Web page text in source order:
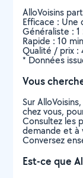
AlloVoisins
Efficace :
Généraliste :
Rapide : 10
Qualité / prix :
* Données
Vous
Sur
chez vous,
Consultez les
demande et à
Conversez
Est-ce que